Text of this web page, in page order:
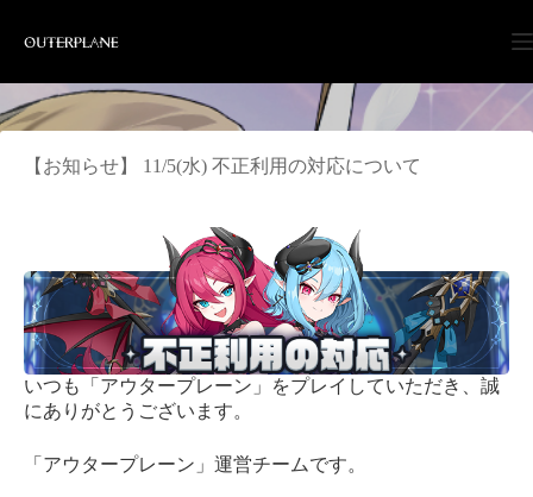
content
【お知らせ】 11/5(水) 不正利用の対応について
いつも「アウタープレーン」をプレイしていただき、誠
にありがとうございます。
「アウタープレーン」運営チームです。